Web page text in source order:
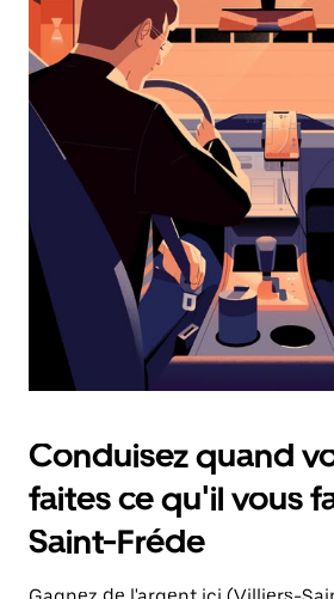
calendrier
et
sélectionner
une
date.
Appuyez
d'échappement
pour
fermer
calendrier.
Conduisez quand
faites ce qu'il vous
Saint-Fréde